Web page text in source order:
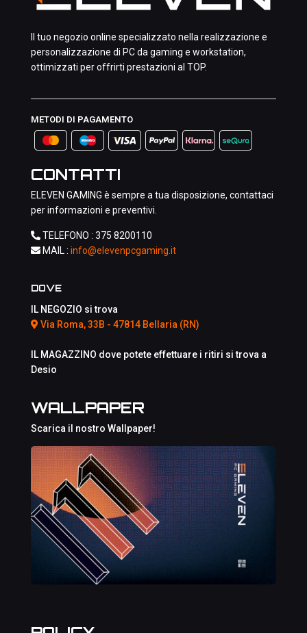
Il tuo negozio online specializzato nella realizzazione e
personalizzazione di PC da gaming e workstation,
ottimizzati per offrirti prestazioni al TOP.
METODI DI PAGAMENTO
CONTATTI
ELEVEN GAMING è sempre a tua disposizione, contattaci
per informazioni e preventivi.
TELEFONO : 375 8200110
MAIL : info@elevenpcgaming.it
DOVE
IL NEGOZIO si trova
Via Roma, 33B - 47814 Bellaria (RN)
IL MAGAZZINO dove potete effettuare i ritiri si trova a
Desio
WALLPAPER
Scarica il nostro Wallpaper!